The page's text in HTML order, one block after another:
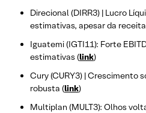
Direcional (DIRR3) | Lucro
estimativas, apesar da
Iguatemi (IGTI11): Forte
estimativas (link)
Cury (CURY3) | Crescimento
robusta (link)
Multiplan (MULT3): Olhos